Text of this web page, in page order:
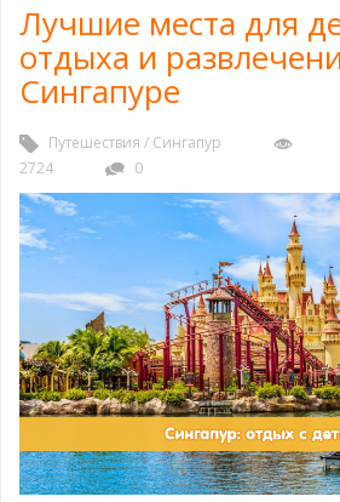
Лучшие места для
отдыха и
Сингапуре
Путешествия / Сингапур
2724
0